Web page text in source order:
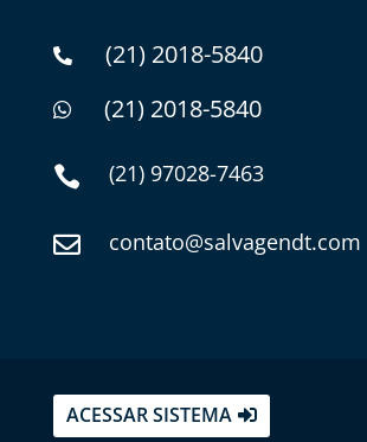
 (21) 2018-5840
 (21) 2018-5840
 (21) 97028-7463
 contato@salvagendt.com
ACESSAR SISTEMA